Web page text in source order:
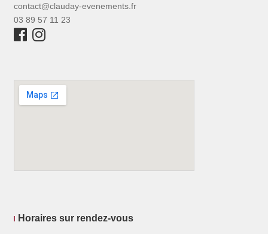
contact@clauday-evenements.fr
03 89 57 11 23
Horaires sur rendez-vous